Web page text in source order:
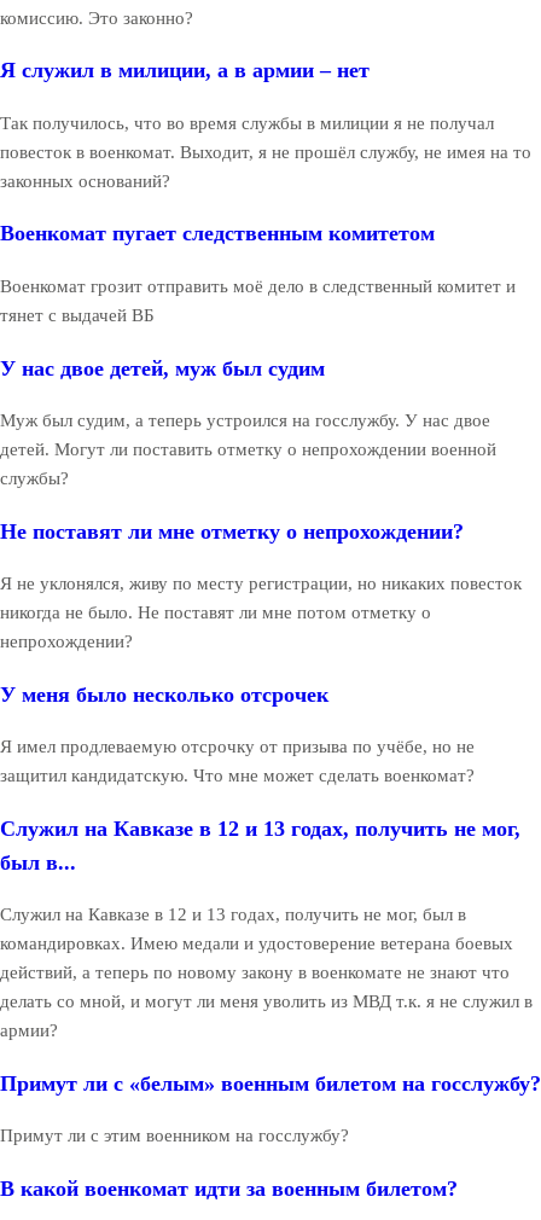
комиссию. Это законно?
Я служил в милиции, а в армии – нет
Так получилось, что во время службы в милиции я не получал
повесток в военкомат. Выходит, я не прошёл службу, не имея на то
законных оснований?
Военкомат пугает следственным комитетом
Военкомат грозит отправить моё дело в следственный комитет и
тянет с выдачей ВБ
У нас двое детей, муж был судим
Муж был судим, а теперь устроился на госслужбу. У нас двое
детей. Могут ли поставить отметку о непрохождении военной
службы?
Не поставят ли мне отметку о непрохождении?
Я не уклонялся, живу по месту регистрации, но никаких повесток
никогда не было. Не поставят ли мне потом отметку о
непрохождении?
У меня было несколько отсрочек
Я имел продлеваемую отсрочку от призыва по учёбе, но не
защитил кандидатскую. Что мне может сделать военкомат?
Служил на Кавказе в 12 и 13 годах, получить не мог,
был в...
Служил на Кавказе в 12 и 13 годах, получить не мог, был в
командировках. Имею медали и удостоверение ветерана боевых
действий, а теперь по новому закону в военкомате не знают что
делать со мной, и могут ли меня уволить из МВД т.к. я не служил в
армии?
Примут ли с «белым» военным билетом на госслужбу?
Примут ли с этим военником на госслужбу?
В какой военкомат идти за военным билетом?